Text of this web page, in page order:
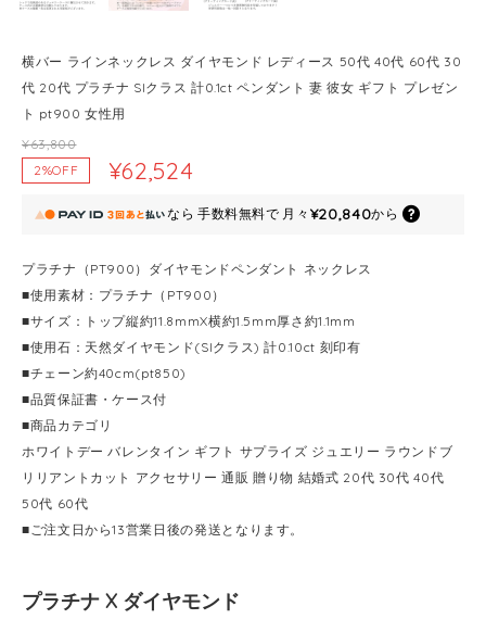
横バー ラインネックレス ダイヤモンド レディース 50代 40代 60代 30
代 20代 プラチナ SIクラス 計0.1ct ペンダント 妻 彼女 ギフト プレゼン
ト pt900 女性用
¥63,800
2%OFF
¥62,524
なら 手数料無料で 月々 ¥20,840から
プラチナ（PT900）ダイヤモンドペンダント ネックレス
■使用素材：プラチナ（PT900）
■サイズ：トップ縦約11.8mmX横約1.5mm厚さ約1.1mm
■使用石：天然ダイヤモンド(SIクラス) 計0.10ct 刻印有
■チェーン約40cm(pt850)
■品質保証書・ケース付
■商品カテゴリ
ホワイトデー バレンタイン ギフト サプライズ ジュエリー ラウンドブ
リリアントカット アクセサリー 通販 贈り物 結婚式 20代 30代 40代
50代 60代
■ご注文日から13営業日後の発送となります。
プラチナ X ダイヤモンド